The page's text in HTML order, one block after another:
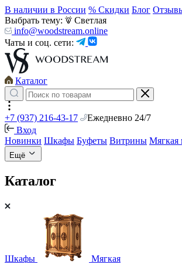
В наличии в России % Скидки Блог
Выбрать тему:
Светлая
info@woodstream.online
Чаты и соц. сети:
Каталог
+7 (937) 216-43-17
Ежедневно 24/7
Вход
Новинки Шкафы Буфеты Витрины Мягкая
Ещё
Каталог
Шкафы Мягкая